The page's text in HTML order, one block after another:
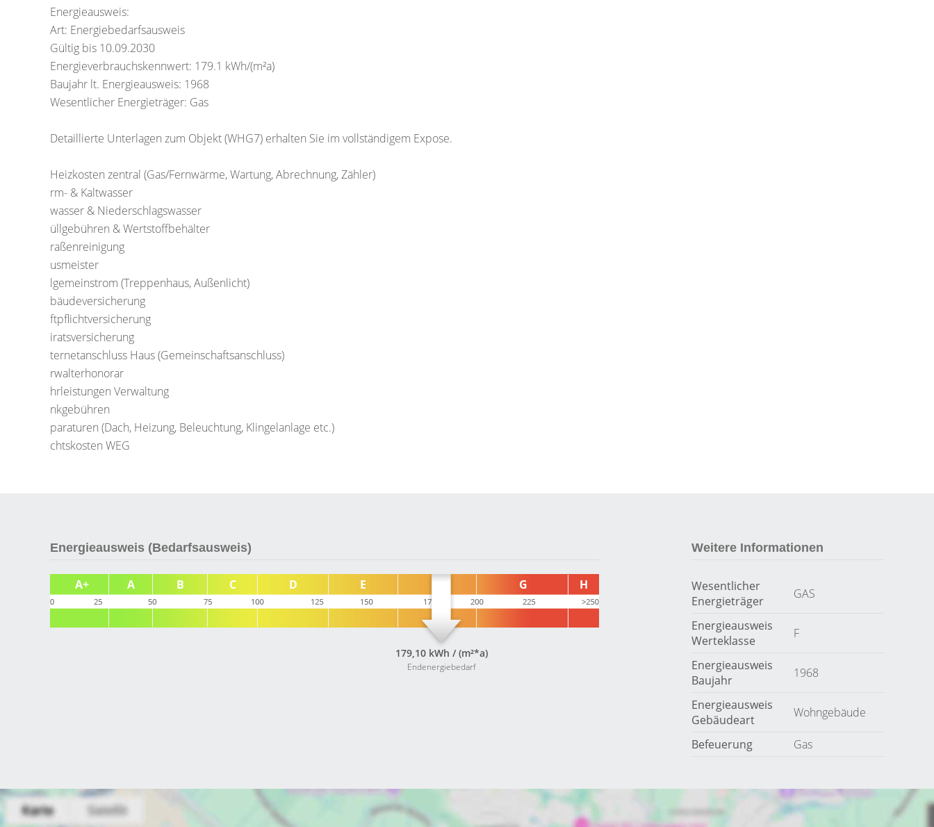
Energieausweis:
Art: Energiebedarfsausweis
Gültig bis 10.09.2030
Energieverbrauchskennwert: 179.1 kWh/(m²a)
Baujahr lt. Energieausweis: 1968
Wesentlicher Energieträger: Gas
Detaillierte Unterlagen zum Objekt (WHG7) erhalten Sie im vollständigem Expose.
Heizkosten zentral (Gas/Fernwärme, Wartung, Abrechnung, Zähler)
rm- & Kaltwasser
wasser & Niederschlagswasser
üllgebühren & Wertstoffbehälter
raßenreinigung
usmeister
lgemeinstrom (Treppenhaus, Außenlicht)
bäudeversicherung
ftpflichtversicherung
iratsversicherung
ternetanschluss Haus (Gemeinschaftsanschluss)
rwalterhonorar
hrleistungen Verwaltung
nkgebühren
paraturen (Dach, Heizung, Beleuchtung, Klingelanlage etc.)
chtskosten WEG
Energieausweis (Bedarfsausweis)
179,10 kWh / (m²*a)
Endenergiebedarf
Weitere Informationen
Wesentlicher
Energieträger
GAS
Energieausweis
Werteklasse
F
Energieausweis
Baujahr
1968
Energieausweis
Gebäudeart
Wohngebäude
Befeuerung Gas